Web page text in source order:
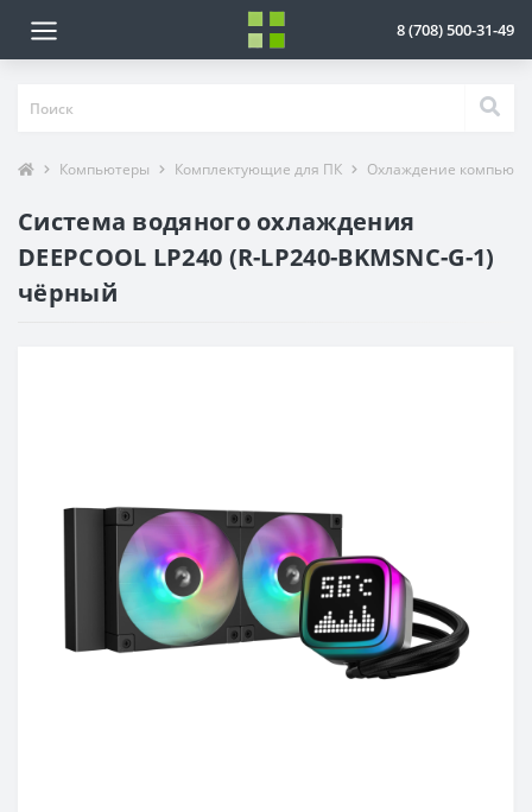
8 (708) 500-31-49
Компьютеры Комплектующие для ПК Охлаждение
Система водяного охлаждения
DEEPCOOL LP240 (R-LP240-BKMSNC-G-1)
чёрный